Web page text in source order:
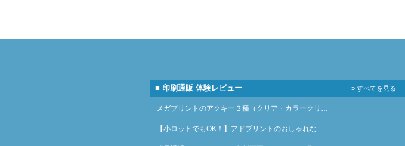
■ 印刷通販 体験レビュー » すべてを見る
メガプリントのアクキー３種（クリア・カラークリ…
【小ロットでもOK！】アドプリントのおしゃれな…